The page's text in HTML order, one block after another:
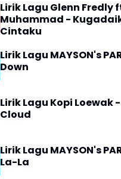
Lirik Lagu Glenn Fredly
Muhammad -
Cintaku
Lirik Lagu MAYSON's
Down
Lirik Lagu Kopi Loewak
Cloud
Lirik Lagu MAYSON's
La-La